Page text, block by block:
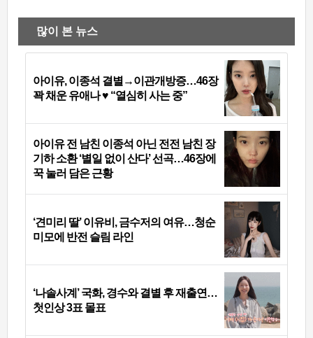
많이 본 뉴스
아이유, 이종석 결별→이관개방증…46장
꽉 채운 유애나 ♥ “열심히 사는 중”
아이유 전 남친 이종석 아닌 전전 남친 장
기하 소환 ‘별일 없이 산다’ 선곡…46장에
꾹 눌러 담은 근황
‘견미리 딸’ 이유비, 금수저의 여유…청순
미모에 반전 슬림 라인
‘나솔사계’ 국화, 경수와 결별 후 재출연…
첫인상 3표 몰표